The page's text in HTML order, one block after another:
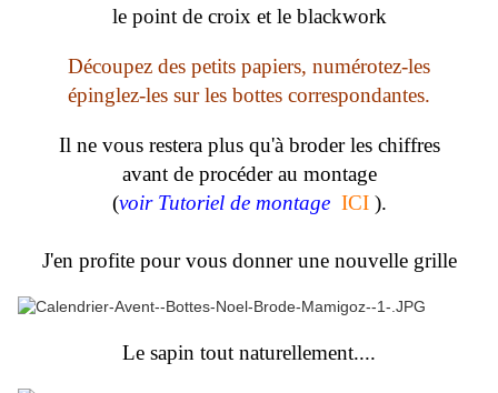
le point de croix et le blackwork
Découpez des petits papiers, numérotez-les
épinglez-les sur les bottes correspondantes.
Il ne vous restera plus qu'à broder les chiffres
avant de procéder au montage
(voir Tutoriel de montage ICI).
J'en profite pour vous donner une nouvelle grille
Le sapin tout naturellement....